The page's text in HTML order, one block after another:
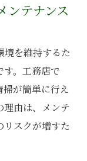
ンテナンス
境を維持するた
す。工務店で
が簡単に行え
理由は、メンテ
リスクが増すた